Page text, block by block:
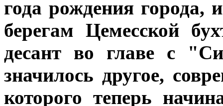
года рождения города,
берегам Цемесской
десант во главе с
значилось другое,
которого теперь